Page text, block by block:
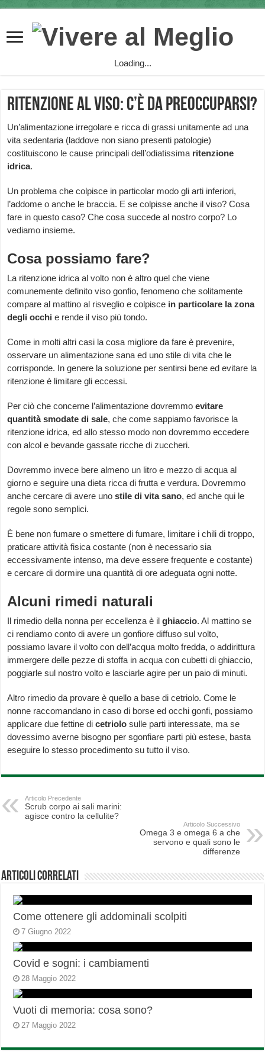
Loading...
Ritenzione al viso: c’è da preoccuparsi?
Un’alimentazione irregolare e ricca di grassi unitamente ad una
vita sedentaria (laddove non siano presenti patologie)
costituiscono le cause principali dell’odiatissima ritenzione
idrica.
Un problema che colpisce in particolar modo gli arti inferiori,
l’addome o anche le braccia. E se colpisse anche il viso? Cosa
fare in questo caso? Che cosa succede al nostro corpo? Lo
vediamo insieme.
Cosa possiamo fare?
La ritenzione idrica al volto non è altro quel che viene
comunemente definito viso gonfio, fenomeno che solitamente
compare al mattino al risveglio e colpisce in particolare la zona
degli occhi e rende il viso più tondo.
Come in molti altri casi la cosa migliore da fare è prevenire,
osservare un alimentazione sana ed uno stile di vita che le
corrisponde. In genere la soluzione per sentirsi bene ed evitare la
ritenzione è limitare gli eccessi.
Per ciò che concerne l’alimentazione dovremmoevitare
quantità smodate di sale, che come sappiamo favorisce la
ritenzione idrica, ed allo stesso modo non dovremmo eccedere
con alcol e bevande gassate ricche di zuccheri.
Dovremmo invece bere almeno un litro e mezzo di acqua al
giorno e seguire una dieta ricca di frutta e verdura. Dovremmo
anche cercare di avere unostile di vita sano, ed anche qui le
regole sono semplici.
È bene non fumare o smettere di fumare, limitare i chili di troppo,
praticare attività fisica costante (non è necessario sia
eccessivamente intenso, ma deve essere frequente e costante)
e cercare di dormire una quantità di ore adeguata ogni notte.
Alcuni rimedi naturali
Il rimedio della nonna per eccellenza è ilghiaccio. Al mattino se
ci rendiamo conto di avere un gonfiore diffuso sul volto,
possiamo lavare il volto con dell’acqua molto fredda, o addirittura
immergere delle pezze di stoffa in acqua con cubetti di ghiaccio,
poggiarle sul nostro volto e lasciarle agire per un paio di minuti.
Altro rimedio da provare è quello a base di cetriolo. Come le
nonne raccomandano in caso di borse ed occhi gonfi, possiamo
applicare due fettine dicetriolo sulle parti interessate, ma se
dovessimo averne bisogno per sgonfiare parti più estese, basta
eseguire lo stesso procedimento su tutto il viso.
Articolo Precedente
Scrub corpo ai sali marini:
agisce contro la cellulite?
Articolo Successivo
Omega 3 e omega 6 a che
servono e quali sono le
differenze
Articoli correlati
Come ottenere gli addominali scolpiti
7 Giugno 2022
Covid e sogni: i cambiamenti
28 Maggio 2022
Vuoti di memoria: cosa sono?
27 Maggio 2022